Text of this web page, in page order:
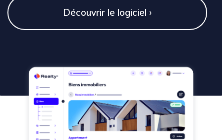
Si vous êtes un humain, combien font4 + 6
Télécharger la plaquette
Découvrir le logiciel ›